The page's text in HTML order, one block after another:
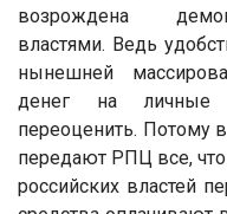
возрождена
властями. Ведь
нынешней
денег на личные
переоценить. Потому
передают РПЦ все,
российских властей